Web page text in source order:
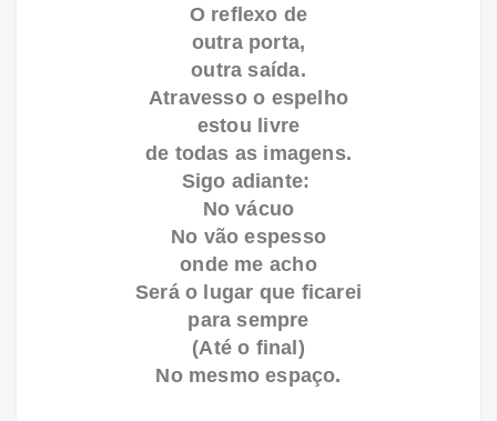
O reflexo de
outra porta,
outra saída.
Atravesso o espelho
estou livre
de todas as imagens.
Sigo adiante:
No vácuo
No vão espesso
onde me acho
Será o lugar que ficarei
para sempre
(Até o final)
No mesmo espaço.